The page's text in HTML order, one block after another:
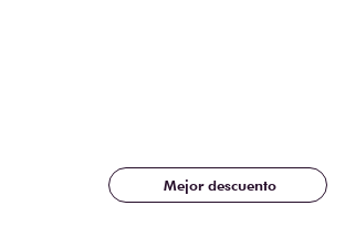
Mejor descuento